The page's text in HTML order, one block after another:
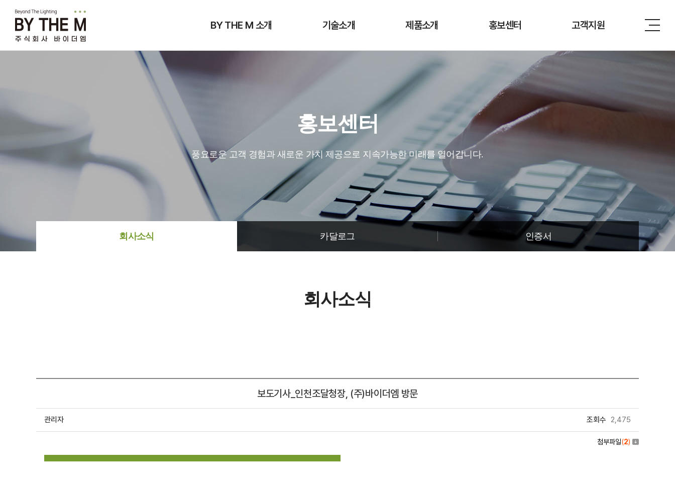
BY THE M 소개 기술소개 제품소개 홍보센터 고객지원
홍보센터
풍요로운 고객 경험과 새로운 가치 제공으로 지속가능한 미래를 열어갑니다.
회사소식 카달로그 인증서
회사소식
보도기사_인천조달청장, (주)바이더엠 방문
관리자 조회수 2,475
첨부파일(2)